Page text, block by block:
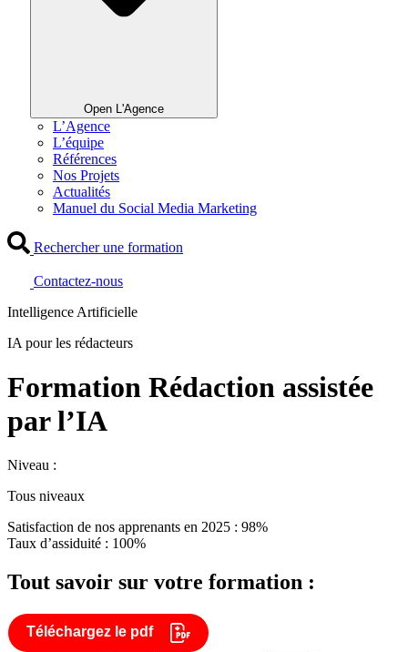
Open L'Agence
L’Agence
L’équipe
Références
Nos Projets
Actualités
Manuel du Social Media Marketing
Rechercher une formation
Contactez-nous
Intelligence Artificielle
IA pour les rédacteurs
Formation Rédaction assistée
par l’IA
Niveau :
Tous niveaux
Satisfaction de nos apprenants en 2025 : 98%
Taux d’assiduité : 100%
Tout savoir sur votre formation :
Téléchargez le pdf